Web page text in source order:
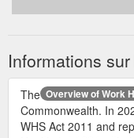
Terms Of Service
../terms-of-service/